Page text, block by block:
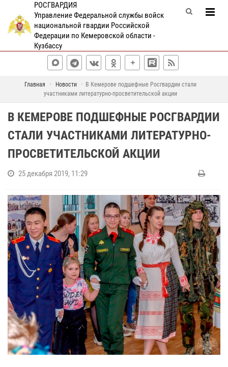
РОСГВАРДИЯ
Управление Федеральной службы войск
национальной гвардии Российской
Федерации по Кемеровской области -
Кузбассу
Главная Новости
В Кемерове подшефные Росгвардии стали
участниками литературно-просветительской акции
В КЕМЕРОВЕ ПОДШЕФНЫЕ РОСГВАРДИИ
СТАЛИ УЧАСТНИКАМИ ЛИТЕРАТУРНО-
ПРОСВЕТИТЕЛЬСКОЙ АКЦИИ
25 декабря 2019, 11:29